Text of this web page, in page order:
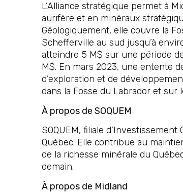
L’Alliance stratégique permet à
aurifère et en minéraux
Géologiquement, elle couvre la
Schefferville au sud jusqu’à
atteindre 5 M$ sur une période
M$. En mars 2023, une entente
d’exploration et de
dans la Fosse du Labrador et sur
À propos de SOQUEM
SOQUEM, filiale
Québec. Elle contribue au
de la richesse minérale du
demain.
À propos de Midland